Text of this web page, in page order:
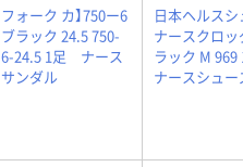
フォーク カ】750ー6
ブラック 24.5 750-
6-24.5 1足 ナース
サンダル
日本ヘルス
ナースクロッ
ラック M
ナースシュー